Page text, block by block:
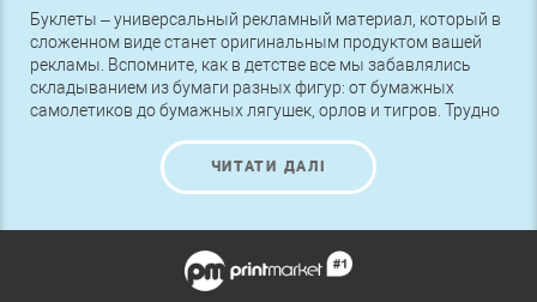
Буклеты – универсальный рекламный материал, который в
сложенном виде станет оригинальным продуктом вашей
рекламы. Вспомните, как в детстве все мы забавлялись
складыванием из бумаги разных фигур: от бумажных
самолетиков до бумажных лягушек, орлов и тигров. Трудно
листов бумаги. А великое японское искусство – оригами.
Развиваясь в течение тысячелетий, оно превратилось в
ЧИТАТИ ДАЛІ